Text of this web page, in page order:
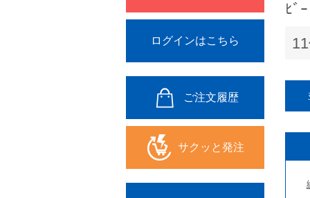
ログインはこちら
ご注文履歴
サクッと発注
ﾋﾞ